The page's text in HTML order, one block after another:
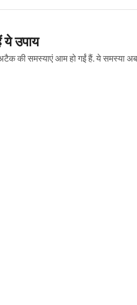
ये उपाय
समस्याएं आम हो गईं हैं. ये समस्या अब